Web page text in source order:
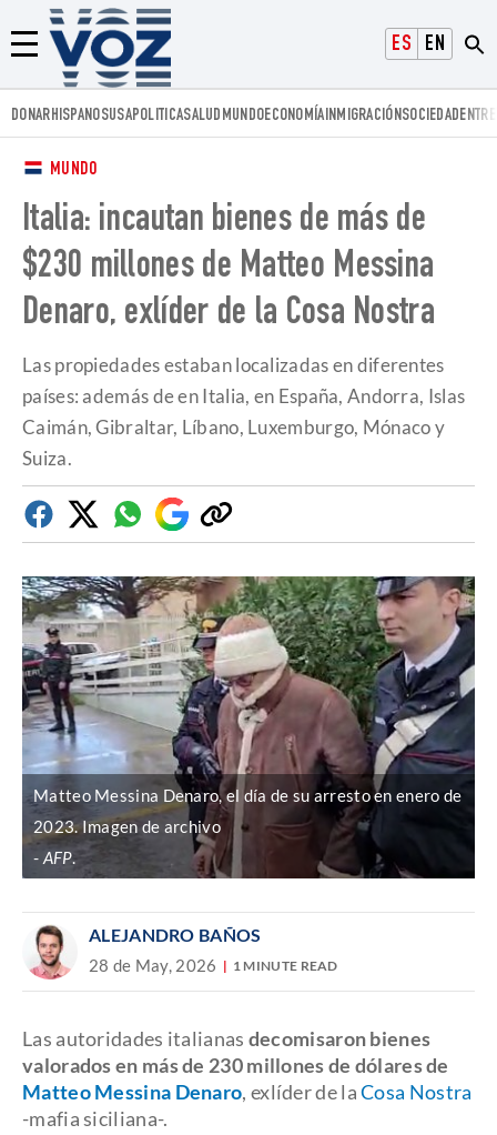
ESPAÑOLENGLISH
Menú
Voz.us
DONARHISPANOSUSAPOLITICASALUD MUNDOECONOMÍAINMIGRACIÓNSOCIEDAD
MUNDO
Italia: incautan bienes de más de
$230 millones de Matteo Messina
Denaro, exlíder de la Cosa Nostra
Las propiedades estaban localizadas en diferentes
países: además de en Italia, en España, Andorra, Islas
Caimán, Gibraltar, Líbano, Luxemburgo, Mónaco y
Suiza.
FacebookTwitterWhatsapp
Google
Discover
Copiar
enlace
Matteo Messina Denaro, el día de su arresto en enero de
2023. Imagen de archivo
AFP.
ALEJANDRO BAÑOS
28 de May, 2026 1 MINUTE READ
Las autoridades italianas decomisaron bienes
valorados en más de 230 millones de dólares de
Matteo Messina Denaro, exlíder de laCosa Nostra
-mafia siciliana-.